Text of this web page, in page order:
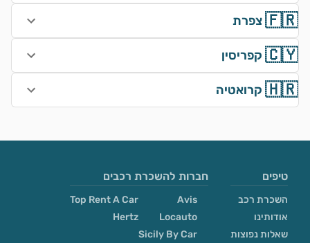
🇫🇷צפרת
🇨🇾קפריסין
🇭🇷קרואטיה
טיפים
השכרת רכב
אודותינו
שאלות נפוצות
חברות להשכרת רכבים
Avis
Locauto
Sicily By Car
Top Rent A Car
Hertz